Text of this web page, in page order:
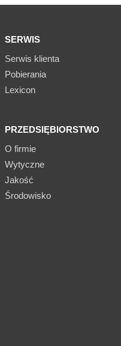
SERWIS
Serwis klienta
Pobierania
Lexicon
PRZEDSIĘBIORSTWO
O firmie
Wytyczne
Jakość
Środowisko